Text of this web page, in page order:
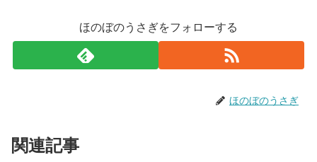
ほのぼのうさぎをフォローする
ほのぼのうさぎ
関連記事